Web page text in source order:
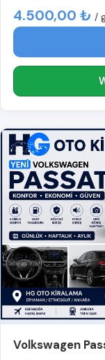
4.500,00 ₺ /
Volkswagen